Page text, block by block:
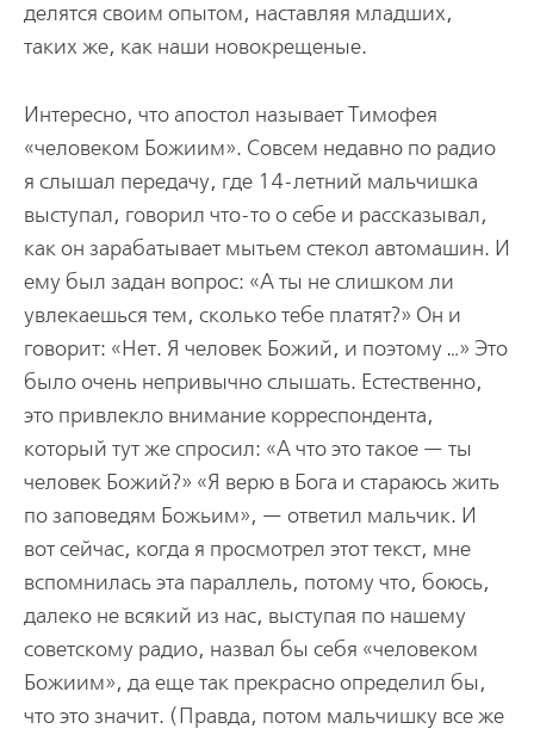
делятся своим опытом, наставляя младших,
таких же, как наши новокрещеные.
Интересно, что апостол называет Тимофея
«человеком Божиим». Совсем недавно по радио
я слышал передачу, где 14-летний мальчишка
выступал, говорил что-то о себе и рассказывал,
как он зарабатывает мытьем стекол автомашин. И
ему был задан вопрос: «А ты не слишком ли
увлекаешься тем, сколько тебе платят?» Он и
говорит: «Нет. Я человек Божий, и поэтому …» Это
было очень непривычно слышать. Естественно,
это привлекло внимание корреспондента,
который тут же спросил: «А что это такое — ты
человек Божий?» «Я верю в Бога и стараюсь жить
по заповедям Божьим», — ответил мальчик. И
вот сейчас, когда я просмотрел этот текст, мне
вспомнилась эта параллель, потому что, боюсь,
далеко не всякий из нас, выступая по нашему
советскому радио, назвал бы себя «человеком
Божиим», да еще так прекрасно определил бы,
что это значит. (Правда, потом мальчишку все же